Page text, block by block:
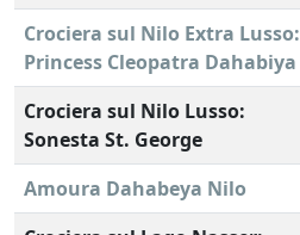
Crociera sul Nilo Extra Lusso:
Princess Cleopatra Dahabiya
Crociera sul Nilo Lusso:
Sonesta St. George
Amoura Dahabeya Nilo